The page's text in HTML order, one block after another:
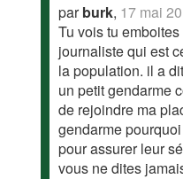
parburk, 17 mai
Tu vois tu
journaliste qui est
la population. il a
un petit gendarme
de rejoindre ma
gendarme
pour assurer leur
vous ne dites